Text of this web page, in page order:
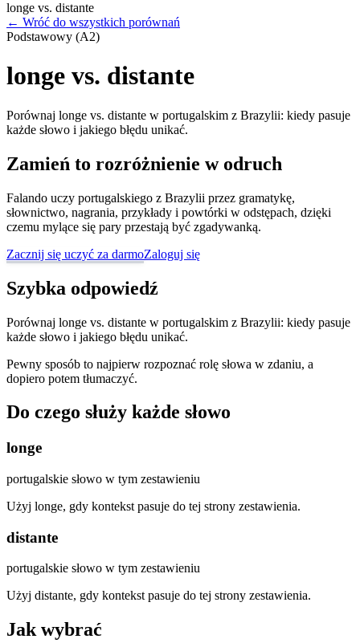
longe vs. distante
← Wróć do wszystkich porównań
Podstawowy (A2)
longe vs. distante
Porównaj longe vs. distante w portugalskim z Brazylii: kiedy pasuje
każde słowo i jakiego błędu unikać.
Zamień to rozróżnienie w odruch
Falando uczy portugalskiego z Brazylii przez gramatykę,
słownictwo, nagrania, przykłady i powtórki w odstępach, dzięki
czemu mylące się pary przestają być zgadywanką.
Zacznij się uczyć za darmoZaloguj się
Szybka odpowiedź
Porównaj longe vs. distante w portugalskim z Brazylii: kiedy pasuje
każde słowo i jakiego błędu unikać.
Pewny sposób to najpierw rozpoznać rolę słowa w zdaniu, a
dopiero potem tłumaczyć.
Do czego służy każde słowo
longe
portugalskie słowo w tym zestawieniu
Użyj longe, gdy kontekst pasuje do tej strony zestawienia.
distante
portugalskie słowo w tym zestawieniu
Użyj distante, gdy kontekst pasuje do tej strony zestawienia.
Jak wybrać